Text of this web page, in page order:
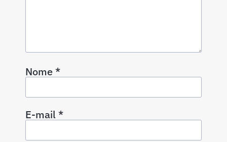
Nome*
E-mail*